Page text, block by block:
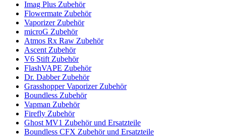
Imag Plus Zubehör
Flowermate Zubehör
Vaporizer Zubehör
microG Zubehör
Atmos Rx Raw Zubehör
Ascent Zubehör
V6 Stift Zubehör
FlashVAPE Zubehör
Dr. Dabber Zubehör
Grasshopper Vaporizer Zubehör
Boundless Zubehör
Vapman Zubehör
Firefly Zubehör
Ghost MV1 Zubehör und Ersatzteile
Boundless CFX Zubehör und Ersatzteile